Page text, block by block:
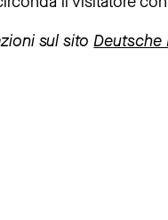
sul sitoDeutsche